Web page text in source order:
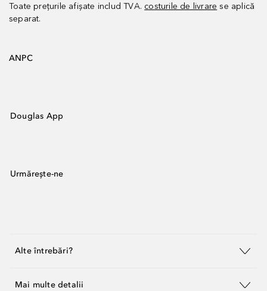
Toate prețurile afișate includ TVA. costurile de livrare se aplică
separat.
ANPC
Douglas App
Urmărește-ne
Alte întrebări?
Mai multe detalii